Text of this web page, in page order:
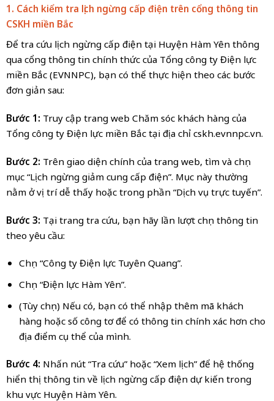
1. Cách kiểm tra lịch ngừng cấp điện trên cổng thông tin
CSKH miền Bắc
Để tra cứu lịch ngừng cấp điện tại Huyện Hàm Yên thông
qua cổng thông tin chính thức của Tổng công ty Điện lực
miền Bắc (EVNNPC), bạn có thể thực hiện theo các bước
đơn giản sau:
Bước 1: Truy cập trang web Chăm sóc khách hàng của
Tổng công ty Điện lực miền Bắc tại địa chỉ cskh.evnnpc.vn.
Bước 2: Trên giao diện chính của trang web, tìm và chọn
mục “Lịch ngừng giảm cung cấp điện”. Mục này thường
nằm ở vị trí dễ thấy hoặc trong phần “Dịch vụ trực tuyến”.
Bước 3: Tại trang tra cứu, bạn hãy lần lượt chọn thông tin
theo yêu cầu:
Chọn “Công ty Điện lực Tuyên Quang”.
Chọn “Điện lực Hàm Yên”.
(Tùy chọn) Nếu có, bạn có thể nhập thêm mã khách
hàng hoặc số công tơ để có thông tin chính xác hơn cho
địa điểm cụ thể của mình.
Bước 4: Nhấn nút “Tra cứu” hoặc “Xem lịch” để hệ thống
hiển thị thông tin về lịch ngừng cấp điện dự kiến trong
khu vực Huyện Hàm Yên.